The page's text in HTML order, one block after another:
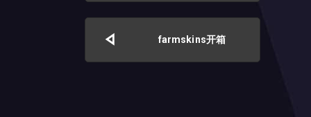
farmskins开箱